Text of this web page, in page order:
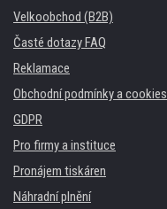
Velkoobchod (B2B)
Časté dotazy FAQ
Reklamace
Obchodní podmínky a cookies
GDPR
Pro firmy a instituce
Pronájem tiskáren
Náhradní plnění